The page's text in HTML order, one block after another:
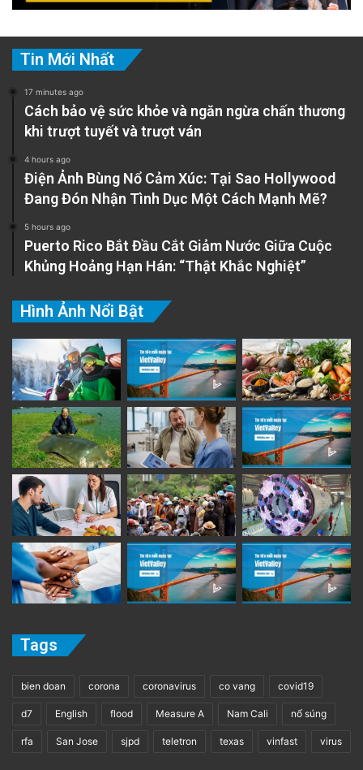
Tin Mới Nhất
17 minutes ago
Cách bảo vệ sức khỏe và ngăn ngừa chấn thương
khi trượt tuyết và trượt ván
4 hours ago
Điện Ảnh Bùng Nổ Cảm Xúc: Tại Sao Hollywood
Đang Đón Nhận Tình Dục Một Cách Mạnh Mẽ?
5 hours ago
Puerto Rico Bắt Đầu Cắt Giảm Nước Giữa Cuộc
Khủng Hoảng Hạn Hán: “Thật Khắc Nghiệt”
Hình Ảnh Nổi Bật
Tags
bien doan corona coronavirus co vang covid19
d7 English flood Measure A Nam Cali nổ súng
rfa San Jose sjpd teletron texas vinfast virus